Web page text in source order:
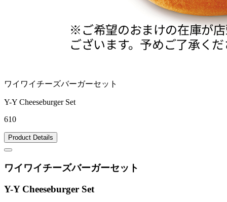
ワイワイチーズバーガーセット
Y-Y Cheeseburger Set
610
Product Details
ワイワイチーズバーガーセット
Y-Y Cheeseburger Set